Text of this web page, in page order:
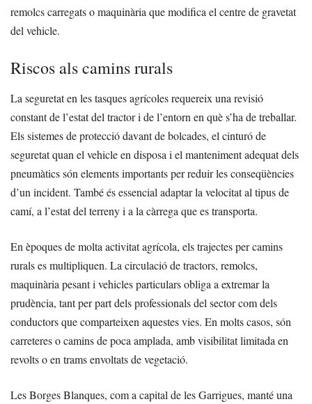
remolcs carregats o maquinària que modifica el centre de gravetat
del vehicle.
Riscos als camins rurals
La seguretat en les tasques agrícoles requereix una revisió
constant de l’estat del tractor i de l’entorn en què s’ha de treballar.
Els sistemes de protecció davant de bolcades, el cinturó de
seguretat quan el vehicle en disposa i el manteniment adequat dels
pneumàtics són elements importants per reduir les conseqüències
d’un incident. També és essencial adaptar la velocitat al tipus de
camí, a l’estat del terreny i a la càrrega que es transporta.
En èpoques de molta activitat agrícola, els trajectes per camins
rurals es multipliquen. La circulació de tractors, remolcs,
maquinària pesant i vehicles particulars obliga a extremar la
prudència, tant per part dels professionals del sector com dels
conductors que comparteixen aquestes vies. En molts casos, són
carreteres o camins de poca amplada, amb visibilitat limitada en
revolts o en trams envoltats de vegetació.
Les Borges Blanques, com a capital de les Garrigues, manté una